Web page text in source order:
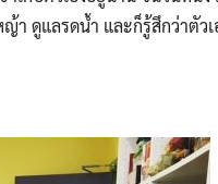
ดูแลรดน้ำ และก็รู้สึกว่าตัว